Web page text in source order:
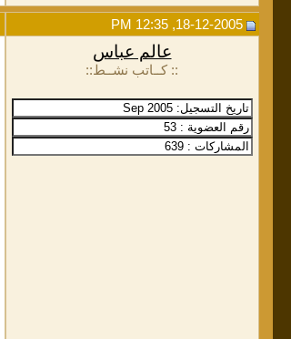
18-12-2005, 12:35 PM
عالم عباس
:: كــاتب نشــط::